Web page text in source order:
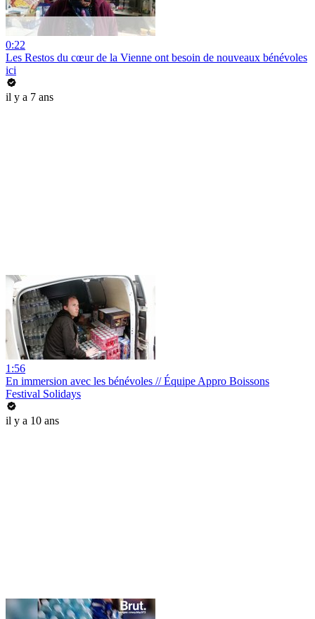
0:22
Les Restos du cœur de la Vienne ont besoin de nouveaux bénévoles
ici
il y a 7 ans
1:56
En immersion avec les bénévoles // Équipe Appro Boissons
Festival Solidays
il y a 10 ans